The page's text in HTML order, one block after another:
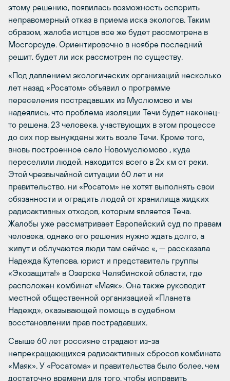
этому решению, появилась возможность оспорить
неправомерный отказ в приема иска экологов. Таким
образом, жалоба истцов все же будет рассмотрена в
Мосгорсуде. Ориентировочно в ноябре последний
решит, будет ли иск рассмотрен по существу.
«Под давлением экологических организаций несколько
лет назад «Росатом» объявил о программе
переселения пострадавших из Муслюмово и мы
надеялись, что проблема изоляции Течи будет наконец-
то решена. 23 человека, участвующих в этом процессе
до сих пор вынуждены жить возле Течи. Кроме того,
вновь построенное село Новомуслюмово , куда
переселили людей, находится всего в 2х км от реки.
Этой чрезвычайной ситуации 60 лет и ни
правительство, ни «Росатом» не хотят выполнять свои
обязанности и оградить людей от хранилища жидких
радиоактивных отходов, которым является Теча.
Жалобы уже рассматривает Европейский суд по правам
человека, однако его решения нужно ждать долго, а
живут и облучаются люди там сейчас «, — рассказала
Надежда Кутепова, юрист и представитель группы
«Экозащита!» в Озерске Челябинской области, где
расположен комбинат «Маяк». Она также руководит
местной общественной организацией «Планета
Надежд», оказывающей помощь в судебном
восстановлении прав пострадавших.
Свыше 60 лет россияне страдают из-за
непрекращающихся радиоактивных сбросов комбината
«Маяк». У «Росатома» и правительства было более, чем
достаточно времени для того, чтобы исправить